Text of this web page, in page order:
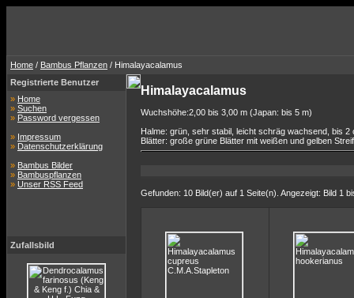
Home / Bambus Pflanzen / Himalayacalamus
Registrierte Benutzer
» Home
» Suchen
» Password vergessen
» Impressum
» Datenschutzerklärung
» Bambus Bilder
» Bambuspflanzen
» Unser RSS Feed
Zufallsbild
Himalayacalamus
Wuchshöhe:2,00 bis 3,00 m (Japan: bis 5 m)
Halme: grün, sehr stabil, leicht schräg wachsend, bis
Blätter: große grüne Blätter mit weißen und gelben
Gefunden: 10 Bild(er) auf 1 Seite(n). Angezeigt: Bild 1